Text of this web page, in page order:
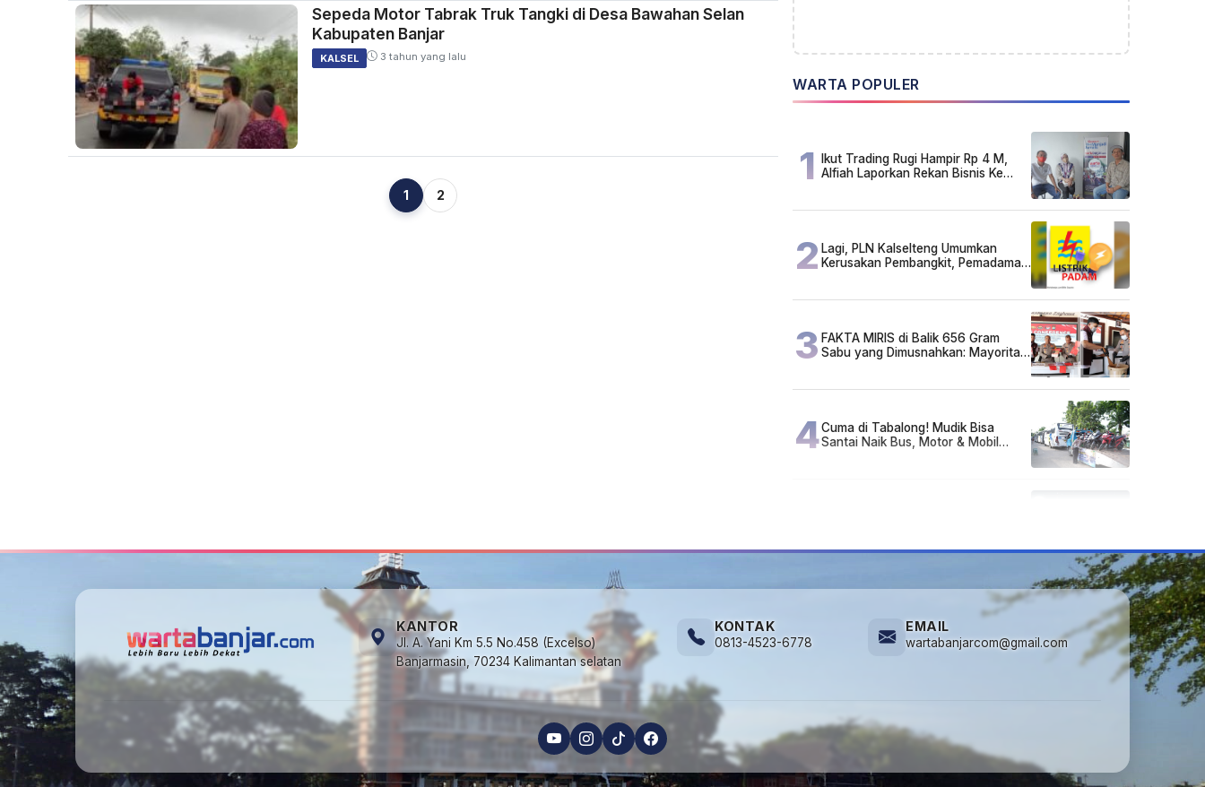
Sepeda Motor Tabrak Truk Tangki di Desa Bawahan Selan
Kabupaten Banjar
KALSEL 3 tahun yang lalu
1 2
WARTA POPULER
1 Ikut Trading Rugi Hampir Rp 4 M,
Alfiah Laporkan Rekan Bisnis Ke
2 Lagi, PLN Kalselteng Umumkan
Kerusakan Pembangkit, Pemadaman
3 FAKTA MIRIS di Balik 656 Gram
Sabu yang Dimusnahkan: Mayoritas
4Cuma di Tabalong! Mudik Bisa
Santai Naik Bus, Motor & Mobil
KANTOR
Jl. A. Yani Km 5.5 No.458 (Excelso)
Banjarmasin, 70234 Kalimantan selatan
KONTAK
0813-4523-6778
EMAIL
wartabanjarcom@gmail.com